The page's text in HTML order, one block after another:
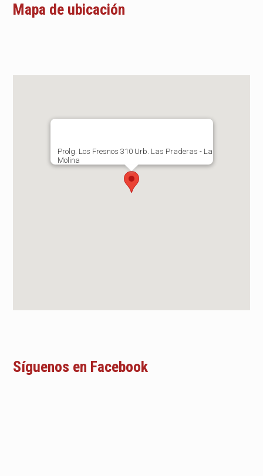
Mapa de ubicación
Prolg. Los Fresnos 310 Urb. Las Praderas - La
Molina
Síguenos en Facebook